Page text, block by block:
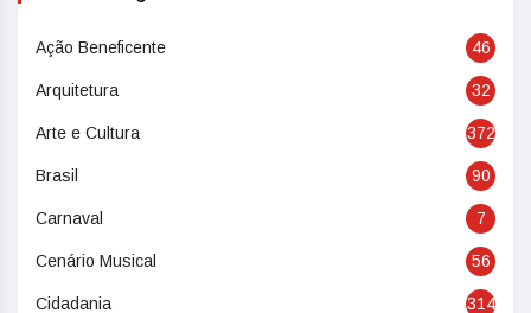
Ação Beneficente 46
Arquitetura 32
Arte e Cultura 372
Brasil 90
Carnaval 7
Cenário Musical 56
Cidadania 314